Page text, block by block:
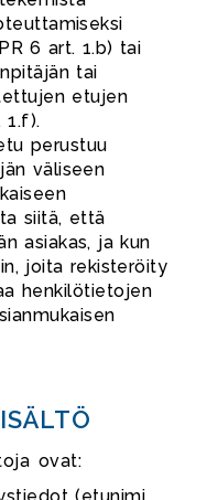
6 art. 1.b) tai
tai
etujen
1.f).
perustuu
väliseen
siitä, että
asiakas, ja kun
joita rekisteröity
henkilötietojen
ovat: